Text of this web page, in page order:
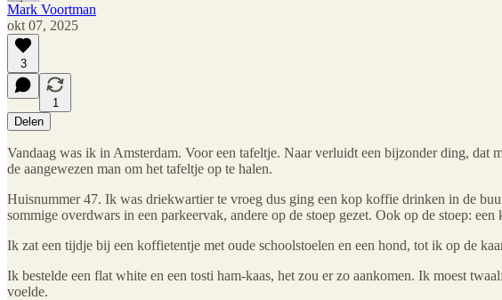
Mark Voortman
okt 07, 2025
3
1
Delen
Vandaag was ik in Amsterdam. Voor een tafeltje. Naar verluidt een bijzonder ding,
de aangewezen man om het tafeltje op te halen.
Huisnummer 47. Ik was driekwartier te vroeg dus ging een kop koffie drinken in de
sommige overdwars in een parkeervak, andere op de stoep gezet. Ook op de stoep:
Ik zat een tijdje bij een koffietentje met oude schoolstoelen en een hond, tot ik op de
Ik bestelde een flat white en een tosti ham-kaas, het zou er zo aankomen. Ik moest
voelde.